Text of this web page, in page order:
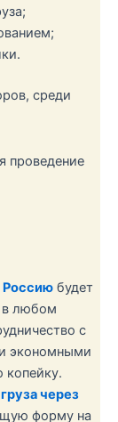
среди
проведение
Россию будет
в любом
с
экономными
через
форму на